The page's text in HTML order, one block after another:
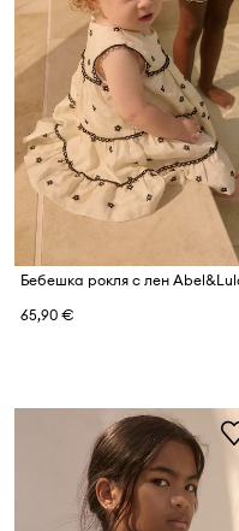
Бебешка рокля с лен
65,90 €